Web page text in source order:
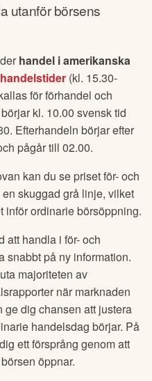
utanför börsens
handel i amerikanska
(kl. 15.30-
för förhandel och
kl. 10.00 svensk tid
Efterhandeln börjar efter
pågår till 02.00.
kan du se priset för- och
skuggad grå linje, vilket
inför ordinarie börsöppning.
att handla i för- och
snabbt på ny information.
majoriteten av
när marknaden
ge dig chansen att justera
handelsdag börjar. På
ett försprång genom att
öppnar.